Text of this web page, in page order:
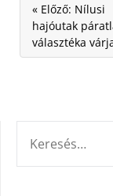
« Előző: Nílusi
hajóutak
választéka